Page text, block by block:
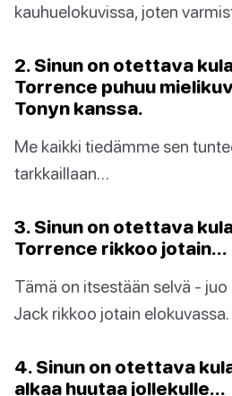
kauhuelokuvissa, joten
2. Sinun on otettava
Torrence puhuu
Tonyn kanssa.
Me kaikki tiedämme sen
tarkkaillaan…
3. Sinun on otettava
Torrence rikkoo jotain…
Tämä on itsestään selvä -
Jack rikkoo jotain elokuvassa.
4. Sinun on otettava
alkaa huutaa jollekulle…